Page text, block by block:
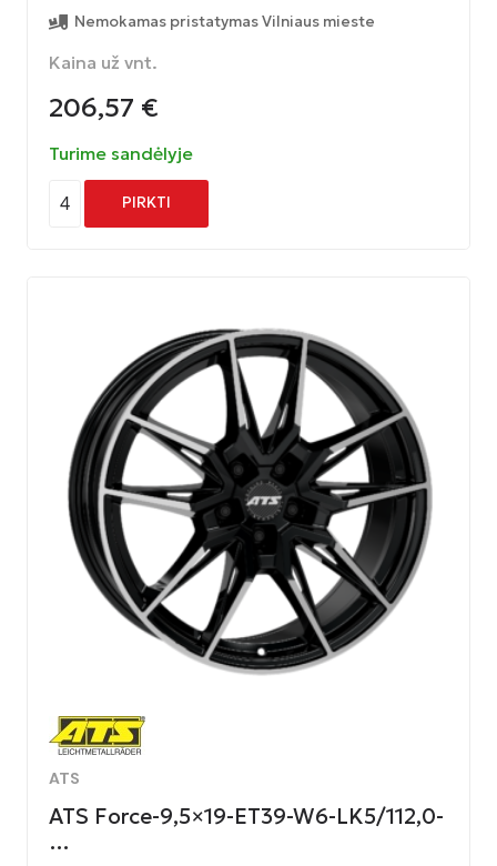
Nemokamas pristatymas Vilniaus mieste
Kaina už vnt.
206,57 €
Turime sandėlyje
4 PIRKTI
ATS
ATS Force-9,5×19-ET39-W6-LK5/112,0-
…